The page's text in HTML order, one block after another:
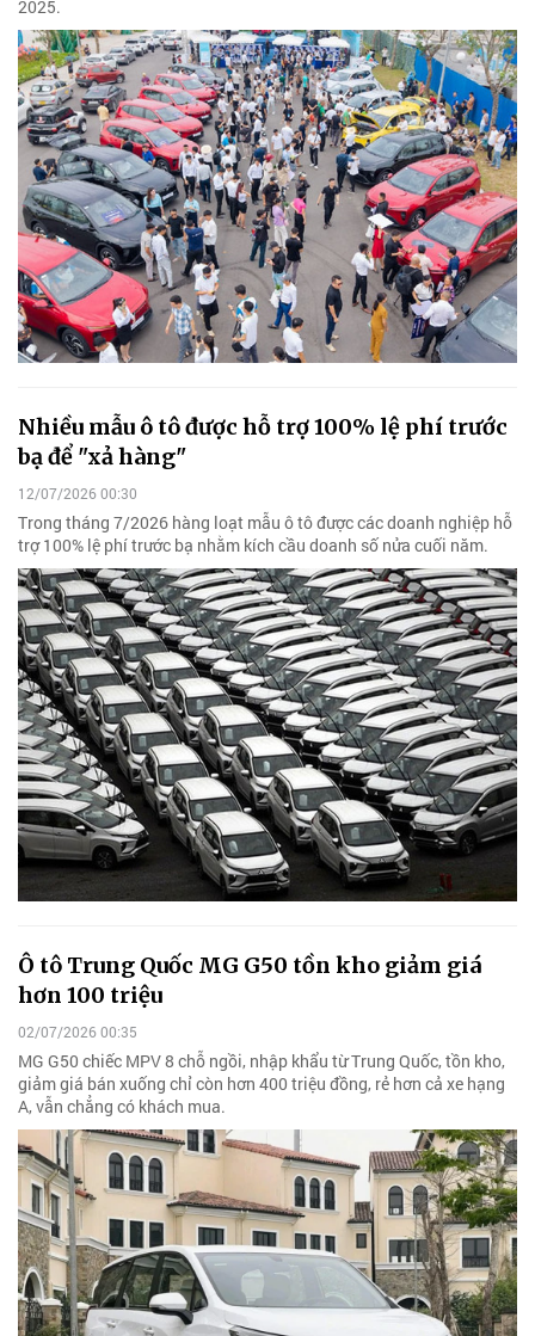
2025.
Nhiều mẫu ô tô được hỗ trợ 100% lệ phí trước
bạ để "xả hàng"
12/07/2026 00:30
Trong tháng 7/2026 hàng loạt mẫu ô tô được các doanh nghiệp hỗ
trợ 100% lệ phí trước bạ nhằm kích cầu doanh số nửa cuối năm.
Ô tô Trung Quốc MG G50 tồn kho giảm giá
hơn 100 triệu
02/07/2026 00:35
MG G50 chiếc MPV 8 chỗ ngồi, nhập khẩu từ Trung Quốc, tồn kho,
giảm giá bán xuống chỉ còn hơn 400 triệu đồng, rẻ hơn cả xe hạng
A, vẫn chẳng có khách mua.